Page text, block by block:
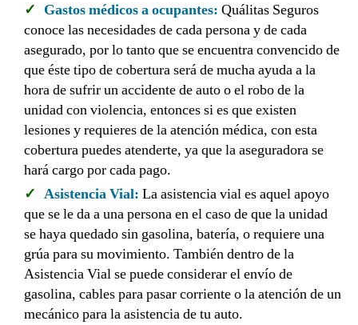
Gastos médicos a ocupantes: Quálitas Seguros
conoce las necesidades de cada persona y de cada
asegurado, por lo tanto que se encuentra convencido de
que éste tipo de cobertura será de mucha ayuda a la
hora de sufrir un accidente de auto o el robo de la
unidad con violencia, entonces si es que existen
lesiones y requieres de la atención médica, con esta
cobertura puedes atenderte, ya que la aseguradora se
hará cargo por cada pago.
Asistencia Vial: La asistencia vial es aquel apoyo
que se le da a una persona en el caso de que la unidad
se haya quedado sin gasolina, batería, o requiere una
grúa para su movimiento. También dentro de la
Asistencia Vial se puede considerar el envío de
gasolina, cables para pasar corriente o la atención de un
mecánico para la asistencia de tu auto.